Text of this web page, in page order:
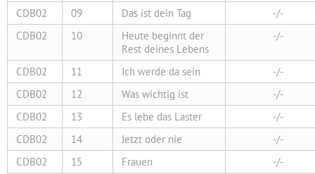
CDB02
09 Das ist dein Tag
-/-
CDB02
10
Heute beginnt der
Rest deines Lebens
-/-
CDB02 11 Ich werde da sein
-/-
CDB02
12 Was wichtig ist
-/-
CDB02
13 Es lebe das Laster
-/-
CDB02
14 Jetzt oder nie
-/-
CDB02
15 Frauen
-/-